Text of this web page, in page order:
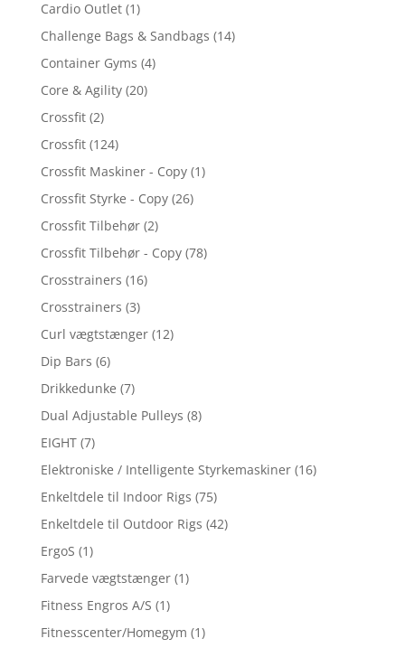
Cardio Outlet (1)
Challenge Bags & Sandbags (14)
Container Gyms (4)
Core & Agility (20)
Crossfit (2)
Crossfit (124)
Crossfit Maskiner - Copy (1)
Crossfit Styrke - Copy (26)
Crossfit Tilbehør (2)
Crossfit Tilbehør - Copy (78)
Crosstrainers (16)
Crosstrainers (3)
Curl vægtstænger (12)
Dip Bars (6)
Drikkedunke (7)
Dual Adjustable Pulleys (8)
EIGHT (7)
Elektroniske / Intelligente Styrkemaskiner (16)
Enkeltdele til Indoor Rigs (75)
Enkeltdele til Outdoor Rigs (42)
ErgoS (1)
Farvede vægtstænger (1)
Fitness Engros A/S (1)
Fitnesscenter/Homegym (1)